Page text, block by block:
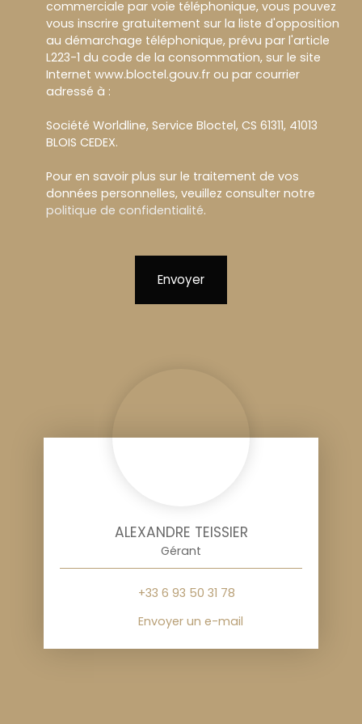
commerciale par voie téléphonique, vous pouvez
vous inscrire gratuitement sur la liste d'opposition
au démarchage téléphonique, prévu par l'article
L223-1 du code de la consommation, sur le site
Internet www.bloctel.gouv.fr ou par courrier
adressé à :
Société Worldline, Service Bloctel, CS 61311, 41013
BLOIS CEDEX.
Pour en savoir plus sur le traitement de vos
données personnelles, veuillez consulter notre
politique de confidentialité.
Envoyer
ALEXANDRE TEISSIER
Gérant
+33 6 93 50 31 78
Envoyer un e-mail